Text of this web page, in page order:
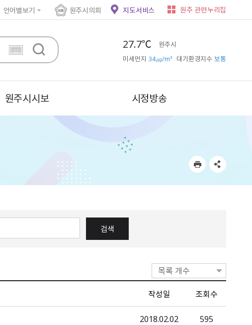
언어별보기 원주시의회 지도서비스 원주 관련누리집
27.7℃
원주시
미세먼지 34㎍/m³ 대기환경지수 보통
원주시시보 시정방송
목록 개수
작성일 조회수
2018.02.02
595